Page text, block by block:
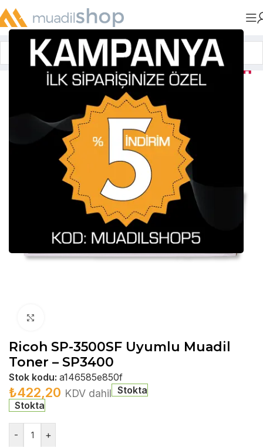
Anasayfa»Muadil Tonerler
Ricoh SP-3500SF Uyumlu Muadil
Toner – SP3400
Stok kodu: a146585e850f
₺422,20 KDV dahil Stokta
Stokta
- +